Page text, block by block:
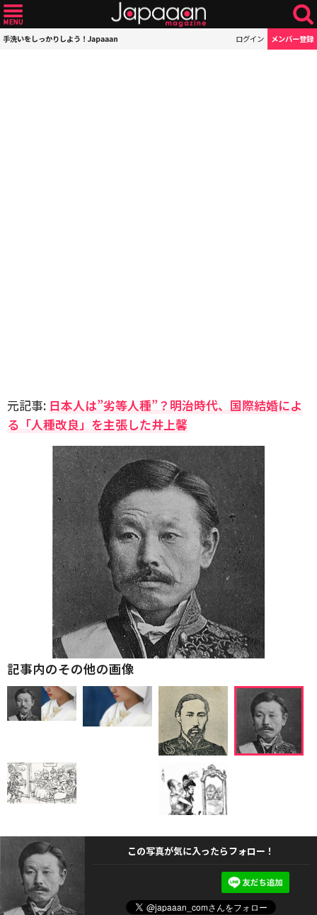
手洗いをしっかりしよう！Japaaan ログイン メンバー登録
元記事: 日本人は”劣等人種”？明治時代、国際結婚によ
る「人種改良」を主張した井上馨
記事内のその他の画像
この写真が気に入ったらフォロー！